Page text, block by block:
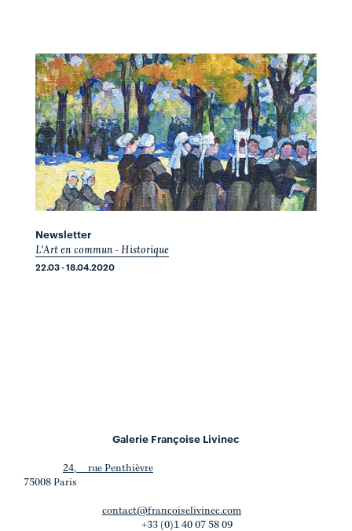
Newsletter
L'Art en commun - Historique
22.03 - 18.04.2020
Galerie Françoise Livinec
24, rue Penthièvre
75008 Paris
contact@francoiselivinec.com
+33 (0)1 40 07 58 09